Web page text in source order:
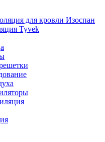
для кровли Изоспан
Tyvek